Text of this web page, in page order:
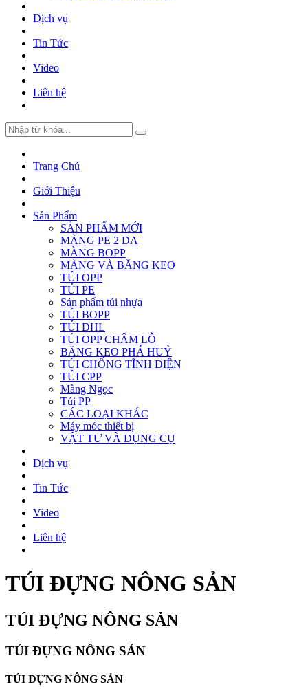
Dịch vụ
Tin Tức
Video
Liên hệ
Trang Chủ
Giới Thiệu
Sản Phẩm
SẢN PHẨM MỚI
MÀNG PE 2 DA
MÀNG BOPP
MÀNG VÀ BĂNG KEO
TÚI OPP
TÚI PE
Sản phẩm túi nhựa
TÚI BOPP
TÚI DHL
TÚI OPP CHẤM LỖ
BĂNG KEO PHÁ HUỶ
TÚI CHỐNG TĨNH ĐIỆN
TÚI CPP
Màng Ngọc
Túi PP
CÁC LOẠI KHÁC
Máy móc thiết bị
VẬT TƯ VÀ DỤNG CỤ
Dịch vụ
Tin Tức
Video
Liên hệ
TÚI ĐỰNG NÔNG SẢN
TÚI ĐỰNG NÔNG SẢN
TÚI ĐỰNG NÔNG SẢN
TÚI ĐỰNG NÔNG SẢN